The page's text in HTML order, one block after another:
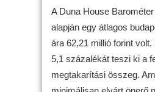
A Duna House
alapján egy átlagos
ára 62,21 millió forint
5,1 százalékát teszi ki a
megtakarítási összeg.